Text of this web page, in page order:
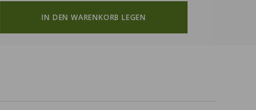
IN DEN WARENKORB LEGEN